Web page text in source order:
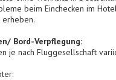
beim Einchecken im
erheben.
Bord-Verpflegung:
je nach Fluggesellschaft